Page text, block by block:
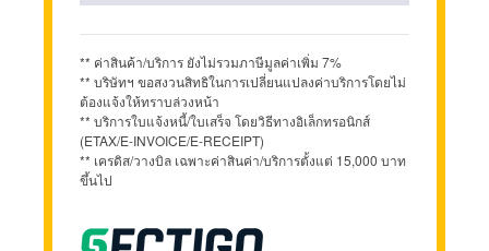
** ค่าสินค้า/บริการ ยังไม่รวมภาษีมูลค่าเพิ่ม 7%
** บริษัทฯ ขอสงวนสิทธิในการเปลี่ยนแปลงค่าบริการโดยไม่
ต้องแจ้งให้ทราบล่วงหน้า
** บริการใบแจ้งหนี้/ใบเสร็จ โดยวิธีทางอิเล็กทรอนิกส์
(ETAX/E-INVOICE/E-RECEIPT)
** เครดิส/วางบิล เฉพาะค่าสินค่า/บริการตั้งแต่ 15,000 บาท
ขึ้นไป